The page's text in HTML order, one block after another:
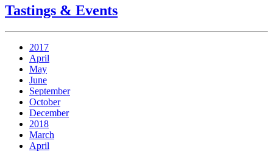
Tastings & Events
2017
April
May
June
September
October
December
2018
March
April